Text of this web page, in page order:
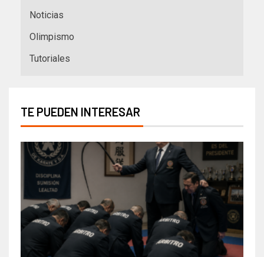
Noticias
Olimpismo
Tutoriales
TE PUEDEN INTERESAR